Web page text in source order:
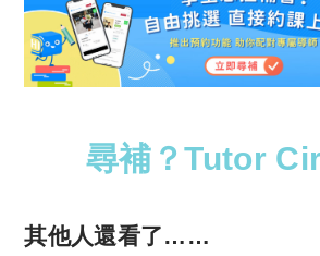
尋補？Tutor
其他人還看了……